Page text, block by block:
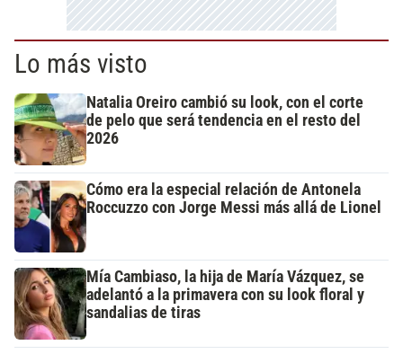
Lo más visto
Natalia Oreiro cambió su look, con el corte
de pelo que será tendencia en el resto del
2026
Cómo era la especial relación de Antonela
Roccuzzo con Jorge Messi más allá de Lionel
Mía Cambiaso, la hija de María Vázquez, se
adelantó a la primavera con su look floral y
sandalias de tiras